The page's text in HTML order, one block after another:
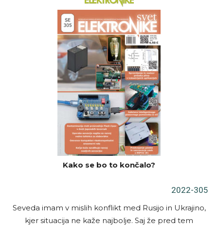
Kako se bo to končalo?
2022-305
Seveda imam v mislih konflikt med Rusijo in Ukrajino,
kjer situacija ne kaže najbolje. Saj že pred tem